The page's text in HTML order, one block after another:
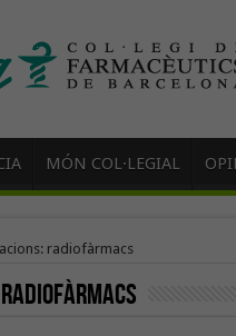
MÓN COL·LEGIAL
radiofàrmacs
radiofàrmacs